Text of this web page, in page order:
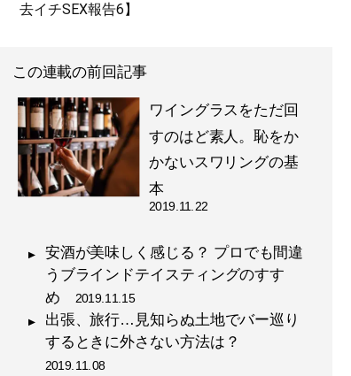
去イチSEX報告6】
この連載の前回記事
ワイングラスをただ回
すのはど素人。恥をか
かないスワリングの基
本
2019.11.22
安酒が美味しく感じる？ プロでも間違
うブラインドテイスティングのすす
め 2019.11.15
出張、旅行…見知らぬ土地でバー巡り
するときに外さない方法は？
2019.11.08